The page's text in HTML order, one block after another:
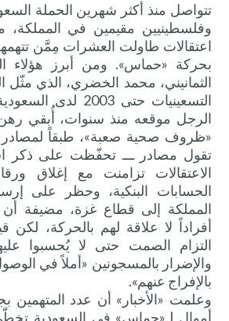
تتواصل منذ أكثر شهرين الحملة
وفلسطينيين مقيمين في
اعتقالات طاولت العشرات مِمَّن
بحركة «حماس». ومن أبرز هؤلاء
الثمانيني، محمد الخضري، الذي
التسعينيات حتى
الرجل موقعه منذ سنوات، أُبقي
«ظروف صحية صعبة»، طبقاً لمصادر
تقول مصادر ـــ تحفّظت على ذكر
الاعتقالات تزامنت مع إغلاق
الحسابات البنكية، وحظر على
المملكة إلى قطاع غزة، مضيفة أن
أفراداً لا علاقة لهم بالحركة، لكن
التزام الصمت حتى لا يُحسبوا
والإضرار بالمسجونين «أملاً في
بالإفراج عنهم».
وعلمت «الأخبار» أن عدد المتهمين